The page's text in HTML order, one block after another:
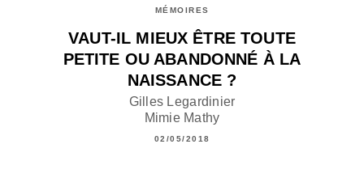
MÉMOIRES
VAUT-IL MIEUX ÊTRE TOUTE
PETITE OU ABANDONNÉ À LA
NAISSANCE ?
Gilles Legardinier
Mimie Mathy
02/05/2018